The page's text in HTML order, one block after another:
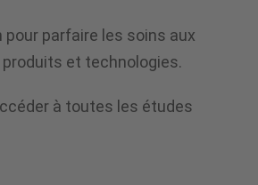
parfaire les soins aux
et technologies.
à toutes les études